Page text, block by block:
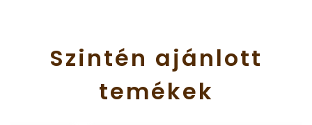
Szintén ajánlott
temékek